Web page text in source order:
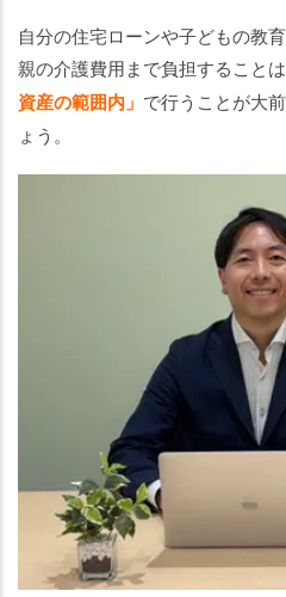
自分の住宅ローンや子どもの教
親の介護費用まで負担すること
資産の範囲内」 で行うことが大
ょう。